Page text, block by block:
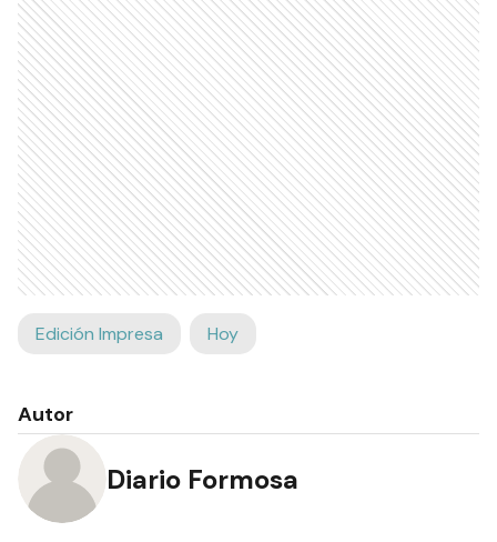
Edición Impresa Hoy
Autor
Diario Formosa